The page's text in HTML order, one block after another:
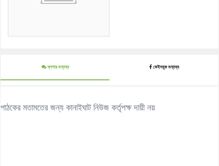
ব্লগার মন্তব্য ফেইসবুক মন্তব্য
পাঠকের মতামতের জন্য কানাইঘাট নিউজ কর্তৃপক্ষ দায়ী নয়